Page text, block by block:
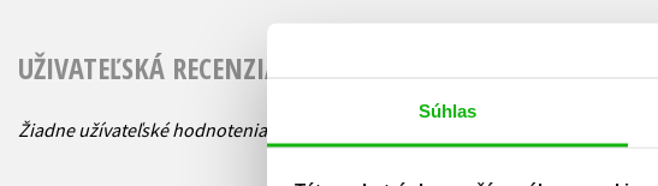
Súhlas
UŽIVATEĽSKÁ RECENZIA
Žiadne užívateľské hodnotenia nie sú dostupné.